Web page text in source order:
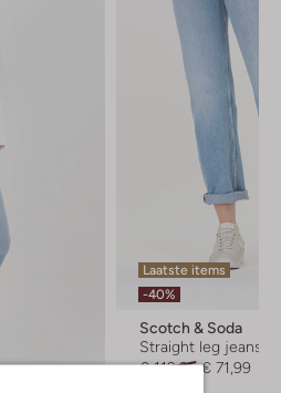
Laatste items
-40%
Scotch & Soda
Straight leg jeans
€ 119,95 € 71,99